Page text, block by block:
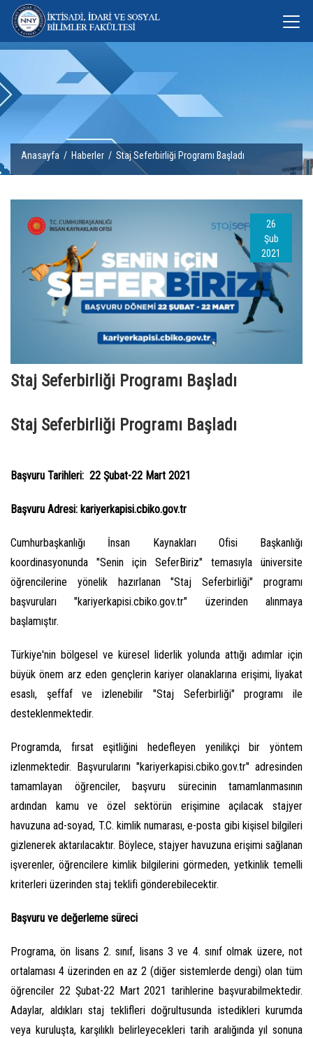
Anasayfa / Haberler / Staj Seferbirliği Programı Başladı
26
Şub
2021
Staj Seferbirliği Programı Başladı
Staj Seferbirliği Programı Başladı
Başvuru Tarihleri: 22 Şubat-22 Mart 2021
Başvuru Adresi: kariyerkapisi.cbiko.gov.tr
Cumhurbaşkanlığı İnsan Kaynakları Ofisi Başkanlığı
koordinasyonunda "Senin için SeferBiriz" temasıyla üniversite
öğrencilerine yönelik hazırlanan "Staj Seferbirliği" programı
başvuruları "kariyerkapisi.cbiko.gov.tr" üzerinden alınmaya
başlamıştır.
Türkiye'nin bölgesel ve küresel liderlik yolunda attığı adımlar için
büyük önem arz eden gençlerin kariyer olanaklarına erişimi, liyakat
esaslı, şeffaf ve izlenebilir "Staj Seferbirliği" programı ile
desteklenmektedir.
Programda, fırsat eşitliğini hedefleyen yenilikçi bir yöntem
izlenmektedir. Başvurularını "kariyerkapisi.cbiko.gov.tr" adresinden
tamamlayan öğrenciler, başvuru sürecinin tamamlanmasının
ardından kamu ve özel sektörün erişimine açılacak stajyer
havuzuna ad-soyad, T.C. kimlik numarası, e-posta gibi kişisel bilgileri
gizlenerek aktarılacaktır. Böylece, stajyer havuzuna erişimi sağlanan
işverenler, öğrencilere kimlik bilgilerini görmeden, yetkinlik temelli
kriterleri üzerinden staj teklifi gönderebilecektir.
Başvuru ve değerleme süreci
Programa, ön lisans 2. sınıf, lisans 3 ve 4. sınıf olmak üzere, not
ortalaması 4 üzerinden en az 2 (diğer sistemlerde dengi) olan tüm
öğrenciler 22 Şubat-22 Mart 2021 tarihlerine başvurabilmektedir.
Adaylar, aldıkları staj teklifleri doğrultusunda istedikleri kurumda
veya kuruluşta, karşılıklı belirleyecekleri tarih aralığında yıl sonuna